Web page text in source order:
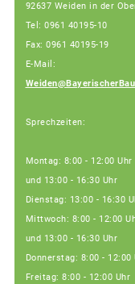
92637 Weiden in der
Tel: 0961 40195-10
Fax: 0961 40195-19
E-Mail:
Sprechzeiten:
Montag: 8:00 - 12:00 Uhr
und 13:00 - 16:30 Uhr
Dienstag: 13:00 - 16:30
Mittwoch: 8:00 - 12:00
und 13:00 - 16:30 Uhr
Donnerstag: 8:00 - 12:00
Freitag: 8:00 - 12:00 Uhr